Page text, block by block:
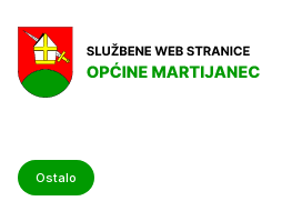
Ostalo